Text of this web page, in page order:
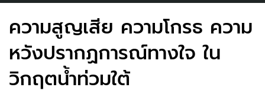
ความสูญเสีย ความโกรธ ความ
หวังปรากฏการณ์ทางใจ ใน
วิกฤตน้ำท่วมใต้